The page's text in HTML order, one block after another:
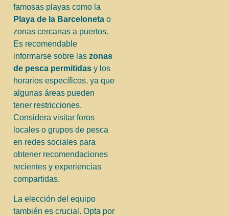
famosas playas como la
Playa de la Barceloneta o
zonas cercanas a puertos.
Es recomendable
informarse sobre las zonas
de pesca permitidas y los
horarios específicos, ya que
algunas áreas pueden
tener restricciones.
Considera visitar foros
locales o grupos de pesca
en redes sociales para
obtener recomendaciones
recientes y experiencias
compartidas.
La elección del equipo
también es crucial. Opta por